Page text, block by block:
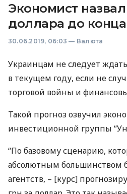
Экономист
доллара до конца
30.06.2019, 06:03 — Валюта
Украинцам не следует
в текущем году, если не
торговой войны и
Такой прогноз озвучил
инвестиционной группы
“По базовому сценарию,
абсолютным большинством
агентств, – [курс]